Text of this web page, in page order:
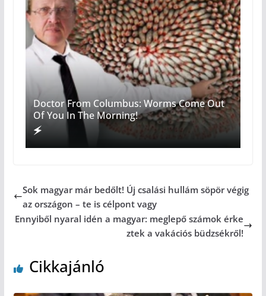
Doctor From Columbus: Worms Come Out
Of You In The Morning!
Sok magyar már bedőlt! Új csalási hullám söpör végig
az országon – te is célpont vagy
Ennyiből nyaral idén a magyar: meglepő számok érke
ztek a vakációs büdzsékről!
Cikkajánló